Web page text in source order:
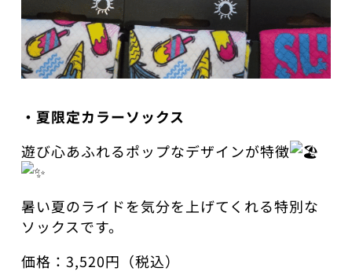
・夏限定カラーソックス
遊び心あふれるポップなデザインが特徴
暑い夏のライドを気分を上げてくれる特別な
ソックスです。
価格：3,520円（税込）